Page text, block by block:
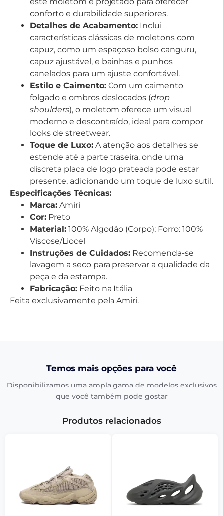
conforto e durabilidade superiores.
Detalhes de Acabamento: Inclui
características clássicas de moletons com
capuz, como um espaçoso bolso canguru,
capuz ajustável, e bainhas e punhos
canelados para um ajuste confortável.
Estilo e Caimento: Com um caimento
folgado e ombros deslocados (drop
shoulders), o moletom oferece um visual
moderno e descontraído, ideal para compor
looks de streetwear.
Toque de Luxo: A atenção aos detalhes se
estende até a parte traseira, onde uma
discreta placa de logo prateada pode estar
presente, adicionando um toque de luxo sutil.
Especificações Técnicas:
Marca: Amiri
Cor: Preto
Material: 100% Algodão (Corpo); Forro: 100%
Viscose/Liocel
Instruções de Cuidados: Recomenda-se
lavagem a seco para preservar a qualidade da
peça e da estampa.
Fabricação: Feito na Itália
Feita exclusivamente pela Amiri.
Temos mais opções para você
Disponibilizamos uma ampla gama de modelos exclusivos
que você também pode gostar
Produtos relacionados